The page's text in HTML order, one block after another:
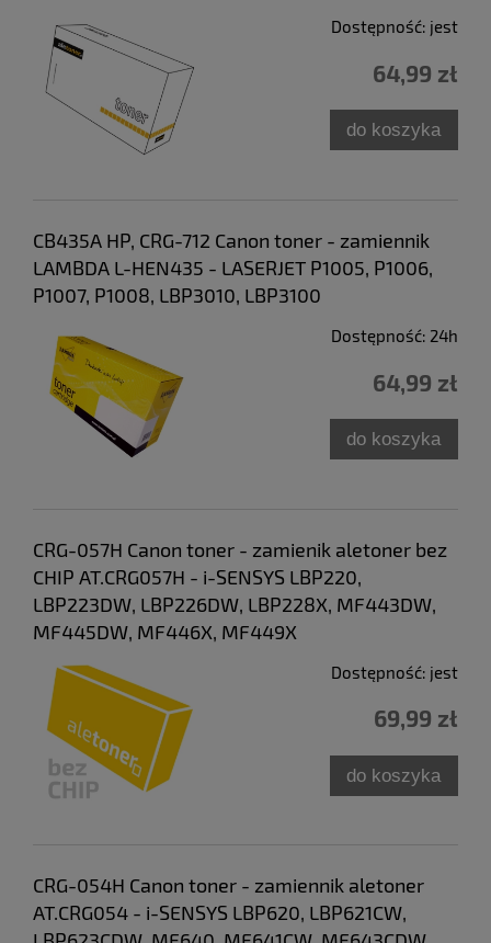
Dostępność: jest
64,99 zł
do koszyka
CB435A HP, CRG-712 Canon toner - zamiennik
LAMBDA L-HEN435 - LASERJET P1005, P1006,
P1007, P1008, LBP3010, LBP3100
Dostępność: 24h
64,99 zł
do koszyka
CRG-057H Canon toner - zamienik aletoner bez
CHIP AT.CRG057H - i-SENSYS LBP220,
LBP223DW, LBP226DW, LBP228X, MF443DW,
MF445DW, MF446X, MF449X
Dostępność: jest
69,99 zł
do koszyka
CRG-054H Canon toner - zamiennik aletoner
AT.CRG054 - i-SENSYS LBP620, LBP621CW,